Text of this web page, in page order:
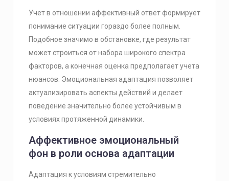
Учет в отношении аффективный ответ формирует
понимание ситуации гораздо более полным.
Подобное значимо в обстановке, где результат
может строиться от набора широкого спектра
факторов, а конечная оценка предполагает учета
нюансов. Эмоциональная адаптация позволяет
актуализировать аспекты действий и делает
поведение значительно более устойчивым в
условиях протяженной динамики.
Аффективное эмоциональный
фон в роли основа адаптации
Адаптация к условиям стремительно